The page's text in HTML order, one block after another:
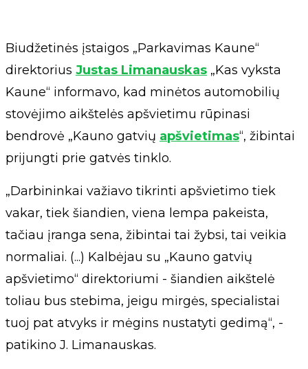
Biudžetinės įstaigos „Parkavimas Kaune“
direktorius Justas Limanauskas „Kas vyksta
Kaune“ informavo, kad minėtos automobilių
stovėjimo aikštelės apšvietimu rūpinasi
bendrovė „Kauno gatvių apšvietimas“, žibintai
prijungti prie gatvės tinklo.
„Darbininkai važiavo tikrinti apšvietimo tiek
vakar, tiek šiandien, viena lempa pakeista,
tačiau įranga sena, žibintai tai žybsi, tai veikia
normaliai. (...) Kalbėjau su „Kauno gatvių
apšvietimo“ direktoriumi - šiandien aikštelė
toliau bus stebima, jeigu mirgės, specialistai
tuoj pat atvyks ir mėgins nustatyti gedimą“, -
patikino J. Limanauskas.